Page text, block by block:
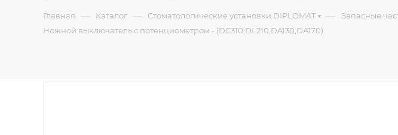
Главная — Каталог — Стоматологические установки DIPLOMAT — Запасные
Ножной выключатель с потенциометром - (DC310,DL210,DA130,DA170)